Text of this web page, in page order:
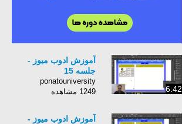
6:42
آموزش ادوب میوز -
جلسه 15
ponatouniversity
1249 مشاهده
آموزش ادوب میوز -